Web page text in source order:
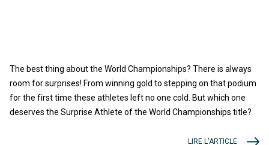
The best thing about the World Championships? There is always
room for surprises! From winning gold to stepping on that podium
for the first time these athletes left no one cold. But which one
deserves the Surprise Athlete of the World Championships title?
LIRE L'ARTICLE